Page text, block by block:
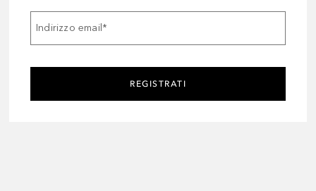
Indirizzo email*
REGISTRATI